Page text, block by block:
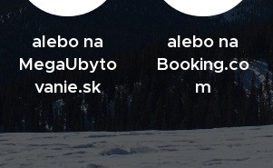
alebo na
MegaUbyto
vanie.sk
alebo na
Booking.co
m